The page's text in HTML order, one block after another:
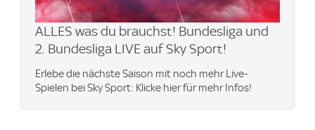
ALLES was du brauchst! Bundesliga und
2. Bundesliga LIVE auf Sky Sport!
Erlebe die nächste Saison mit noch mehr Live-
Spielen bei Sky Sport: Klicke hier für mehr Infos!